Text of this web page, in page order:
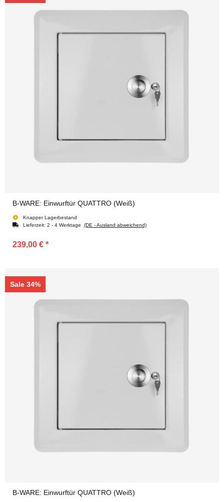
B-WARE: Einwurftür QUATTRO (Weiß)
Knapper Lagerbestand
Lieferzeit: 2 - 4 Werktage (DE - Ausland abweichend)
239,00 € *
Sale 34%
B-WARE: Einwurftür QUATTRO (Weiß)